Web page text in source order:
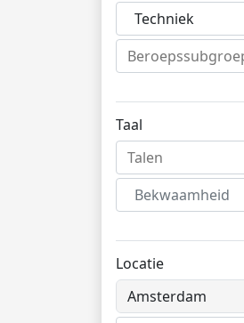
Techniek
Taal
Bekwaamheid
Locatie